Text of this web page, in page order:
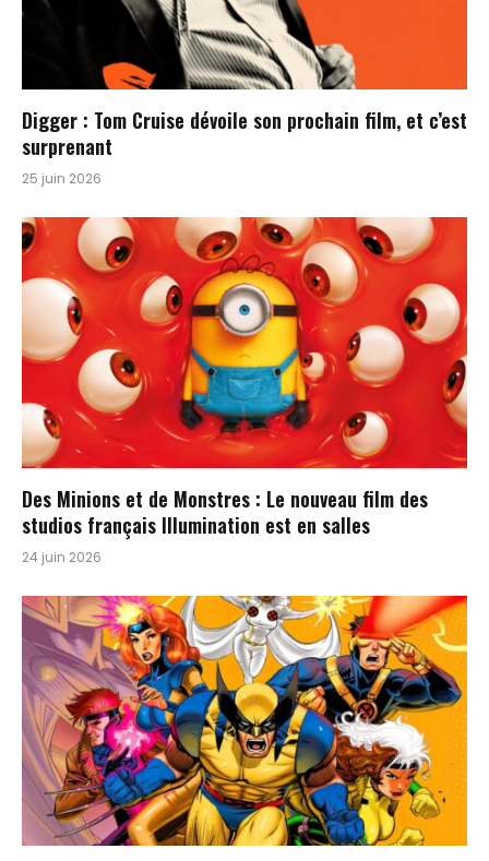
Digger : Tom Cruise dévoile son prochain film, et c’est
surprenant
25 juin 2026
Des Minions et de Monstres : Le nouveau film des
studios français Illumination est en salles
24 juin 2026